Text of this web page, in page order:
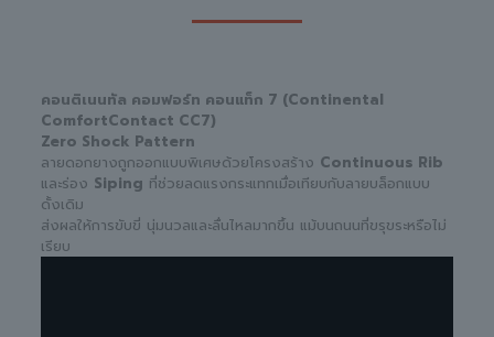
คอนติเนนทัล คอมฟอร์ท คอนแท็ก 7 (Continental
ComfortContact CC7)
Zero Shock Pattern
ลายดอกยางถูกออกแบบพิเศษด้วยโครงสร้าง Continuous Rib
และร่อง Siping ที่ช่วยลดแรงกระแทกเมื่อเทียบกับลายบล็อกแบบ
ดั้งเดิม
ส่งผลให้การขับขี่ นุ่มนวลและลื่นไหลมากขึ้น แม้บนถนนที่ขรุขระหรือไม่
เรียบ